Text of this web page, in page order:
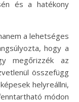
és a hatékony
a lehetséges
hogy a
megőrizzék az
összefügg
helyreállni,
módon